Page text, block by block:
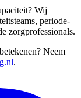
Wij
periode-
zorgprofessionals.
Neem
.